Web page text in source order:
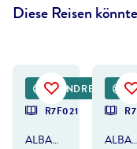
Diese Reisen
RUNDREISE
R7F021
ALBANIEN & MONTENEGRO ALBANIEN